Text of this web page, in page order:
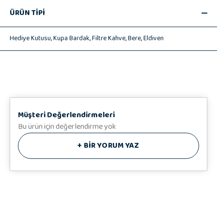
Baskı uzun ömürlü ve kalıcıdır. Elde yıkanması tavsiye edilir.
☕Filtre Kahve 1 adet
🧤 Eldiven 1 adet
♥️ Hediye Notunuz
ÜRÜN TİPİ
Hediye Kutusu,Kupa Bardak,Filtre Kahve,Bere,Eldiven
Müşteri Değerlendirmeleri
Bu ürün için değerlendirme yok
+ BİR YORUM YAZ